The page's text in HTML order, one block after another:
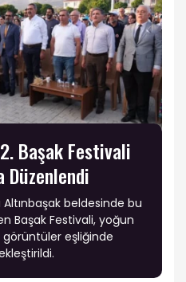
Başak Festivali
Düzenlendi
beldesinde bu
Başak Festivali, yoğun
görüntüler eşliğinde